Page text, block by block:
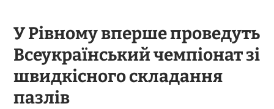
У Рівному вперше проведуть
Всеукраїнський чемпіонат зі
швидкісного складання
пазлів